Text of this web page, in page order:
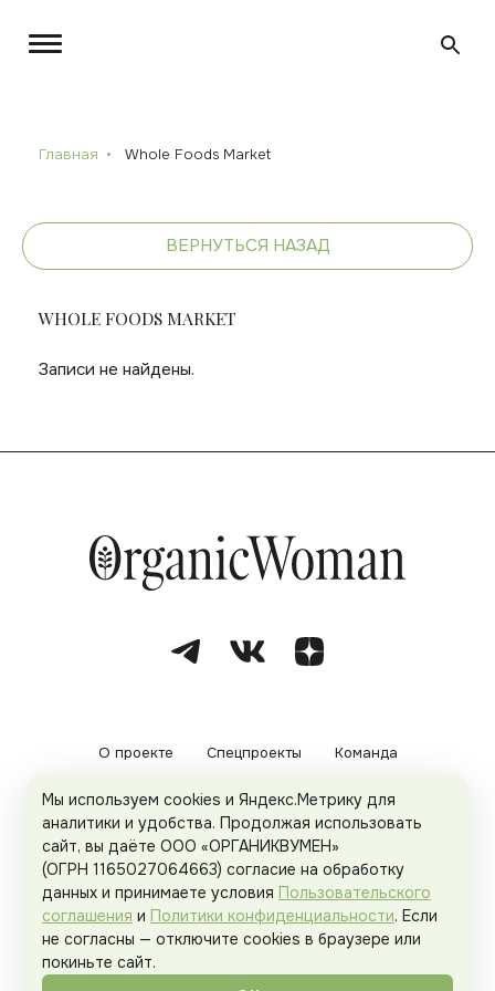
Главная Whole Foods Market
ВЕРНУТЬСЯ НАЗАД
WHOLE FOODS MARKET
Записи не найдены.
О проекте Спецпроекты Команда
Рекламодателям Политика конфиденциальности
Пользовательское соглашение
Organicwoman.ru . Все права защищены.
Мы используем cookies и Яндекс.Метрику для
аналитики и удобства. Продолжая использовать
сайт, вы даёте ООО «ОРГАНИКВУМЕН»
(ОГРН 1165027064663) согласие на обработку
данных и принимаете условия Пользовательского
соглашения и Политики конфиденциальности. Если
не согласны — отключите cookies в браузере или
покиньте сайт.